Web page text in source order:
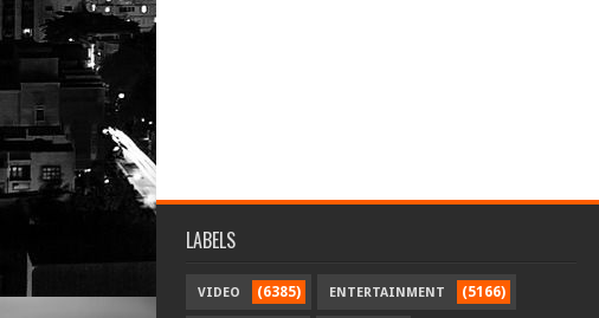
LABELS
VIDEO (6385) ENTERTAINMENT (5166)